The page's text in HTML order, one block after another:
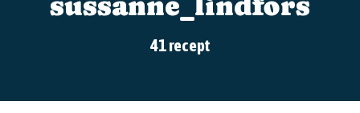
41 recept